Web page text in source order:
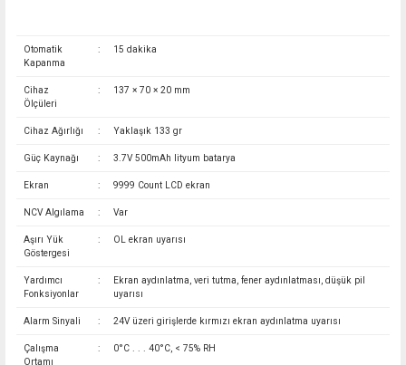
Otomatik
Kapanma
: 15 dakika
Cihaz
Ölçüleri
: 137 × 70 × 20 mm
Cihaz Ağırlığı : Yaklaşık 133 gr
Güç Kaynağı : 3.7V 500mAh lityum batarya
Ekran : 9999 Count LCD ekran
NCV Algılama : Var
Aşırı Yük
Göstergesi
: OL ekran uyarısı
Yardımcı
Fonksiyonlar
:
Ekran aydınlatma, veri tutma, fener aydınlatması, düşük pil
uyarısı
Alarm Sinyali : 24V üzeri girişlerde kırmızı ekran aydınlatma uyarısı
Çalışma
Ortamı
: 0°C . . . 40°C, < 75% RH